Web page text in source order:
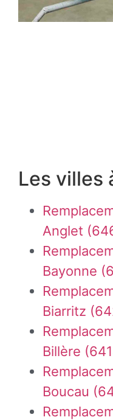
Les villes
Anglet
Bayonne
Biarritz
Billère
Boucau